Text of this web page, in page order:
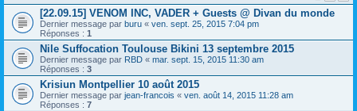
[22.09.15] VENOM INC, VADER + Guests @ Divan du monde
Dernier message par buru « ven. sept. 25, 2015 7:04 pm
Réponses : 1
Nile Suffocation Toulouse Bikini 13 septembre 2015
Dernier message par RBD « mar. sept. 15, 2015 11:30 am
Réponses : 3
Krisiun Montpellier 10 août 2015
Dernier message par jean-francois « ven. août 14, 2015 11:28 am
Réponses : 7